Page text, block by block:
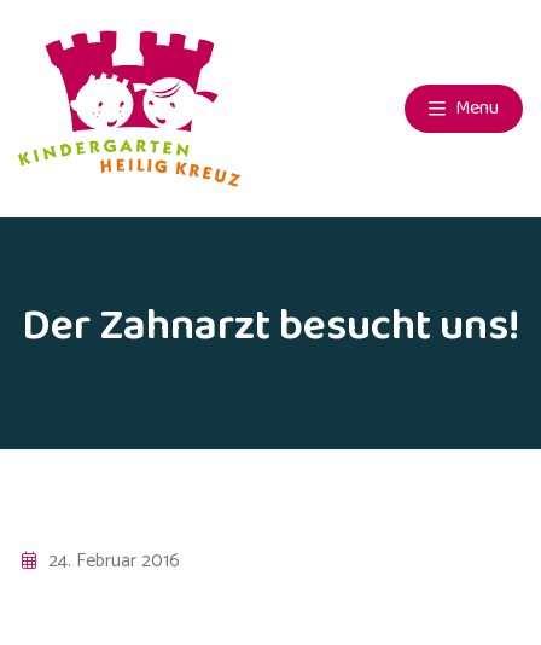
Menu
Der Zahnarzt besucht uns!
24. Februar 2016